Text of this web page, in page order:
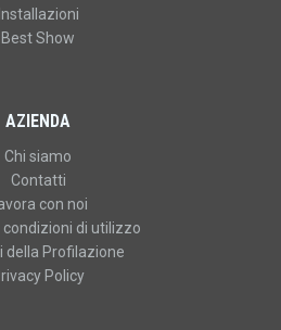
Installazioni
Best Show
AZIENDA
Chi siamo
Contatti
con noi
condizioni di utilizzo
della Profilazione
Policy